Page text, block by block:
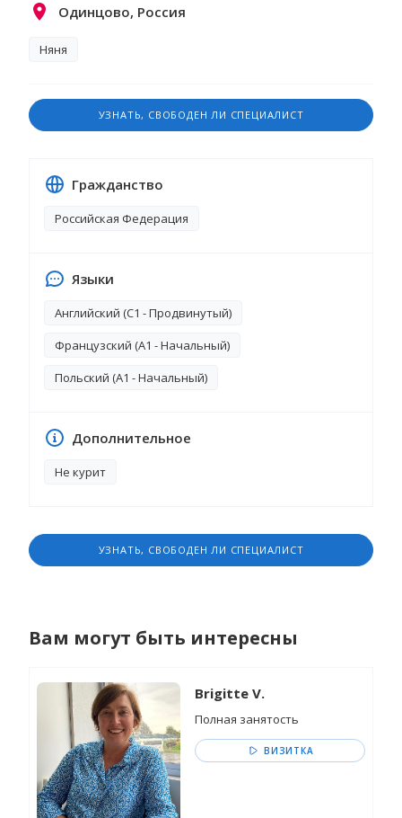
Одинцово, Россия
Няня
УЗНАТЬ, СВОБОДЕН ЛИ СПЕЦИАЛИСТ
Гражданство
Российская Федерация
Языки
Английский (C1 - Продвинутый)
Французский (A1 - Начальный)
Польский (A1 - Начальный)
Дополнительное
Не курит
УЗНАТЬ, СВОБОДЕН ЛИ СПЕЦИАЛИСТ
Вам могут быть интересны
Brigitte V.
Полная занятость
ВИЗИТКА